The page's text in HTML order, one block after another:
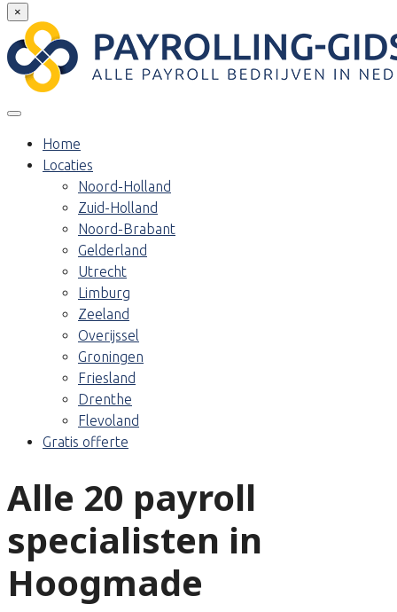
×
Home
Locaties
Noord-Holland
Zuid-Holland
Noord-Brabant
Gelderland
Utrecht
Limburg
Zeeland
Overijssel
Groningen
Friesland
Drenthe
Flevoland
Gratis offerte
Alle 20 payroll
specialisten in
Hoogmade